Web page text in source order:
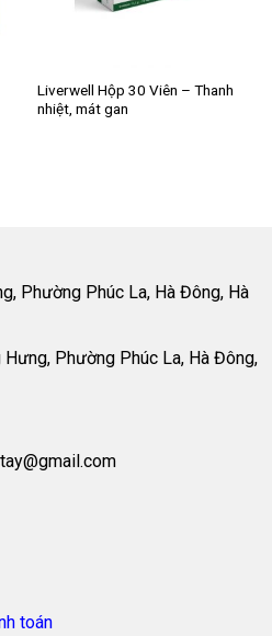
Liverwell Hộp 30 Viên – Thanh
nhiệt, mát gan
Phường Phúc La, Hà Đông, Hà
Phường Phúc La, Hà Đông,
toán